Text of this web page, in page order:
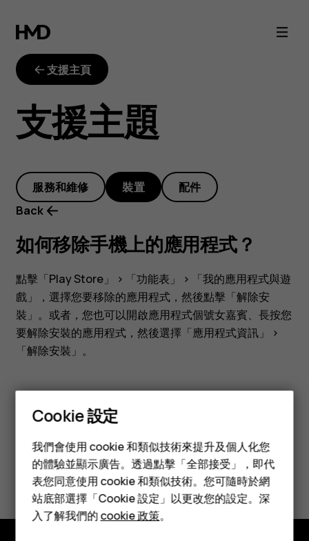
如
何
移
除
手
機
上
的
應
用
程
式？
智慧型手機
功能型手機
配件
平板電腦
支援主頁
支援主題
服務和維修 裝置
配件
Back
如何移除手機上的應用程式？
點擊 「Play Store」 > 「功能表」 >
「我的應用程式與遊
戲」
，選擇您要移除的應用程式，然後點擊 「解除安
裝」 。或者，您也可以開啟應用程式個號女嘉賓、長按您
要解除安裝的應用程式，然後選擇「應用程式資訊」
>
「解除安裝」 。
您認為這有幫助嗎？
是 否
Cookie 設定
我們會使用 cookie 和類似技術來提升及個人化您
的體驗並顯示廣告。透過點擊「全部接受」，即代
表您同意使用 cookie 和類似技術。您可隨時於網
站底部選擇「Cookie 設定」以更改您的設定。深
入了解我們的cookie 政策。